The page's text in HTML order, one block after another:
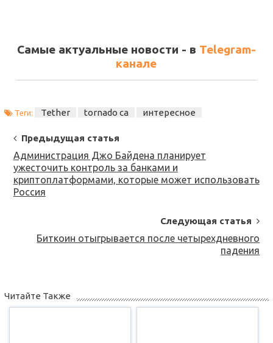
Самые актуальные новости - в Telegram-
канале
Теги: Tether tornado ca интересное
Post
Navigation
Предыдущая статья
Администрация Джо Байдена планирует
ужесточить контроль за банками и
криптоплатформами, которые может использовать
Россия
Следующая статья
Биткоин отыгрывается после четырехдневного
падения
Читайте Также